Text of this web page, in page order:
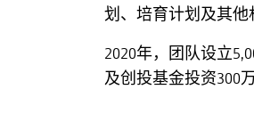
划、培育计划及其
2020年，团队设立
及创投基金投资300